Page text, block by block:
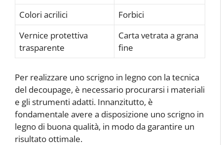
Colori acrilici
Forbici
Vernice protettiva
trasparente
Carta vetrata a grana
fine
Per realizzare uno scrigno in legno con la tecnica
del decoupage, è necessario procurarsi i materiali
e gli strumenti adatti. Innanzitutto, è
fondamentale avere a disposizione uno scrigno in
legno di buona qualità, in modo da garantire un
risultato ottimale.